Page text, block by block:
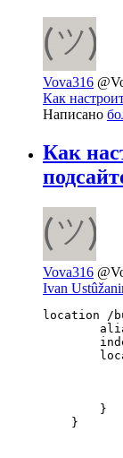
Vova316
Как
Написано
Как
Vova316
Ivan
location /
        }
    }